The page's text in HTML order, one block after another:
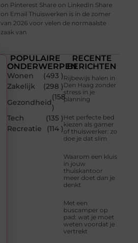
on Pinterest Share on LinkedIn Share
on Email Thuiswerken is in de zomer
van 2026 voor velen de normaalste
zaak van
POPULAIRE
ONDERWERPEN
Wonen
(493 )
Zakelijk
(298 )
Gezondheid
(158
)
Tech
(135 )
Recreatie
(114 )
RECENTE
BERICHTEN
Rijbewijs halen in
Den Haag zonder
stress in je
planning
Het perfecte bed
kiezen als gamer
of thuiswerker: zo
doe je dat slim
Waarom een kluis
in jouw
thuiskantoor
meer doet dan je
denkt
Met een
buscamper op
pad: wat je moet
weten voordat je
vertrekt